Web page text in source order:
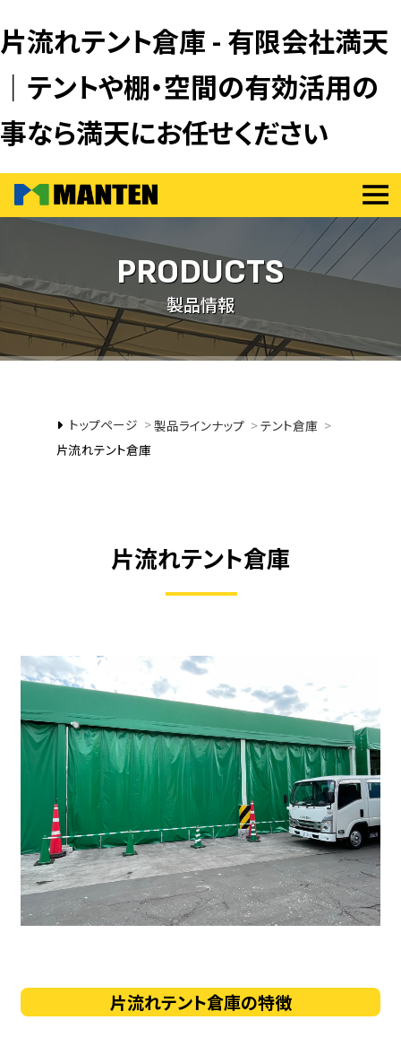
片流れテント倉庫 - 有限会社満天
｜テントや棚・空間の有効活用の
事なら満天にお任せください
PRODUCTS
製品情報
トップページ >製品ラインナップ >テント倉庫 >
片流れテント倉庫
片流れテント倉庫
片流れテント倉庫の特徴